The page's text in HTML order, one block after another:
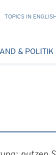
TOPICS IN
& POLITIK